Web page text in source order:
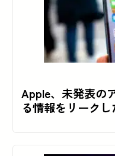
Apple、未発表の
る情報をリーク